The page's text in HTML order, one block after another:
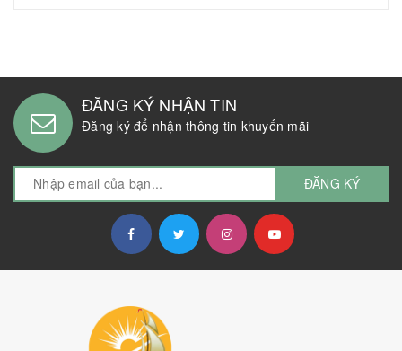
ĐĂNG KÝ NHẬN TIN
Đăng ký để nhận thông tin khuyến mãi
ĐĂNG KÝ